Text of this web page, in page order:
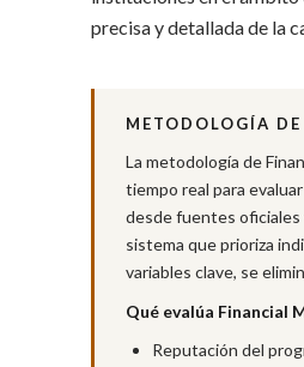
precisa y detallada de la
METODOLOGÍA
La metodología de
tiempo real para
desde fuentes oficiales
sistema que prioriza
variables clave, se
Qué evalúa Financial
Reputación del